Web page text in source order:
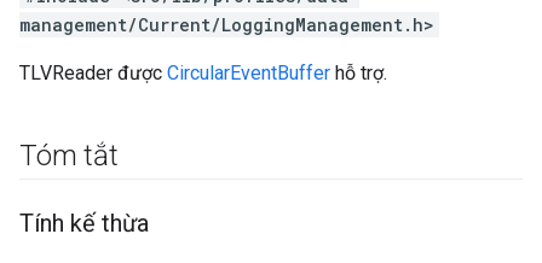
management/Current/LoggingManagement.h>
TLVReader được CircularEventBuffer hỗ trợ.
Tóm tắt
Tính kế thừa